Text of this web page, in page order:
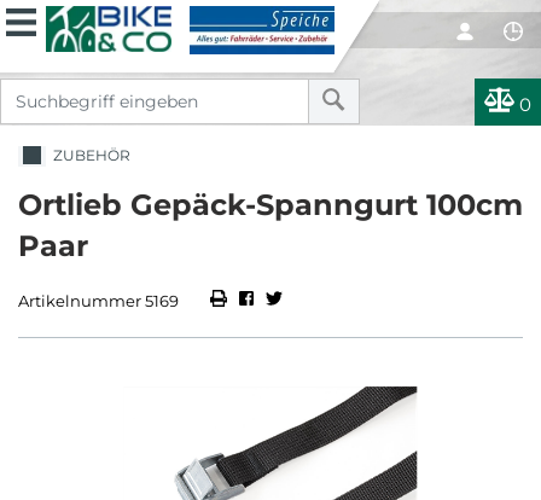
0
ZUBEHÖR
Ortlieb Gepäck-Spanngurt 100cm
Paar
Artikelnummer 5169